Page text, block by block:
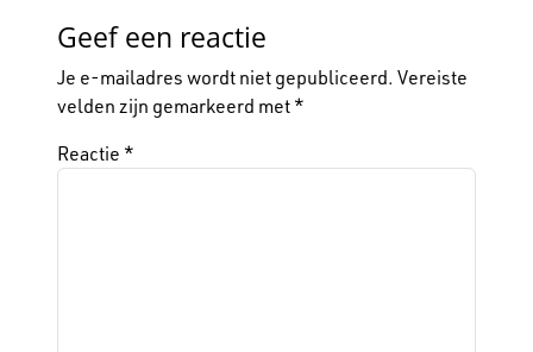
Geef een reactie
Je e-mailadres wordt niet gepubliceerd. Vereiste
velden zijn gemarkeerd met *
Reactie *